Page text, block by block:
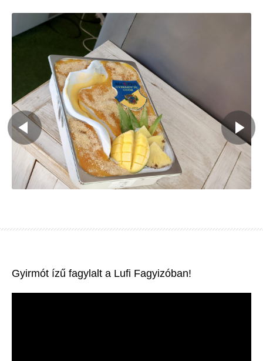
Gyirmót ízű fagylalt a Lufi Fagyizóban!